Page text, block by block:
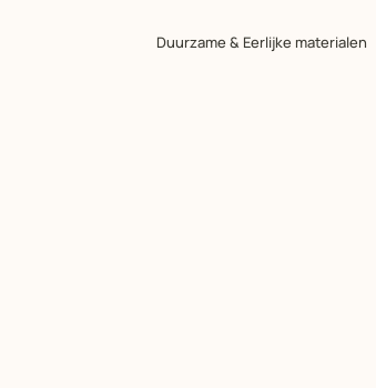
Duurzame & Eerlijke materialen